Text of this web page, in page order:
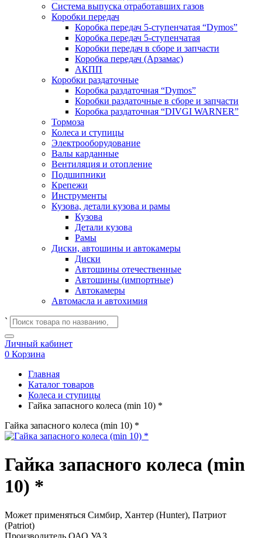
Система выпуска отработавших газов
Коробки передач
Коробка передач 5-ступенчатая “Dymos”
Коробка передач 5-ступенчатая
Коробки передач в сборе и запчасти
Коробка передач (Арзамас)
АКПП
Коробки раздаточные
Коробка раздаточная “Dymos”
Коробки раздаточные в сборе и запчасти
Коробка раздаточная “DIVGI WARNER”
Тормоза
Колеса и ступицы
Электрооборудование
Валы карданные
Вентиляция и отопление
Подшипники
Крепежи
Инструменты
Кузова, детали кузова и рамы
Кузова
Детали кузова
Рамы
Диски, автошины и автокамеры
Диски
Автошины отечественные
Автошины (импортные)
Автокамеры
Автомасла и автохимия
`
Личный кабинет
0 Корзина
Главная
Каталог товаров
Колеса и ступицы
Гайка запасного колеса (min 10) *
Гайка запасного колеса (min 10) *
Гайка запасного колеса (min
10) *
Может применяться Симбир, Хантер (Hunter), Патриот
(Patriot)
Производитель ОАО УАЗ